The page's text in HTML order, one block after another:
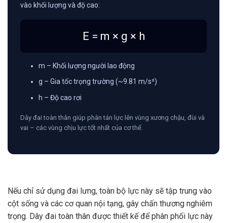
vào khối lượng và độ cao:
E = m × g × h
m – Khối lượng người lao động
g – Gia tốc trọng trường (~9.81 m/s²)
h – Độ cao rơi
Dây đai toàn thân giúp phân tán lực lên vùng xương chậu, đùi và
vai – các vùng chịu lực tốt nhất của cơ thể.
Nếu chỉ sử dụng đai lưng, toàn bộ lực này sẽ tập trung vào
cột sống và các cơ quan nội tạng, gây chấn thương nghiêm
trọng. Dây đai toàn thân được thiết kế để phân phối lực này